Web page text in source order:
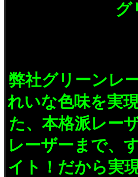
グ
弊社グリーンレ
れいな色味を実
た、本格派レー
レーザーまで、
イト！だから実